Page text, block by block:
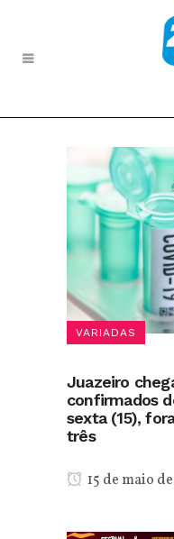
VARIADAS
Juazeiro
confirmados
sexta (15),
três
15 de maio